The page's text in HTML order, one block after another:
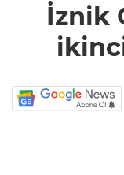
İznik